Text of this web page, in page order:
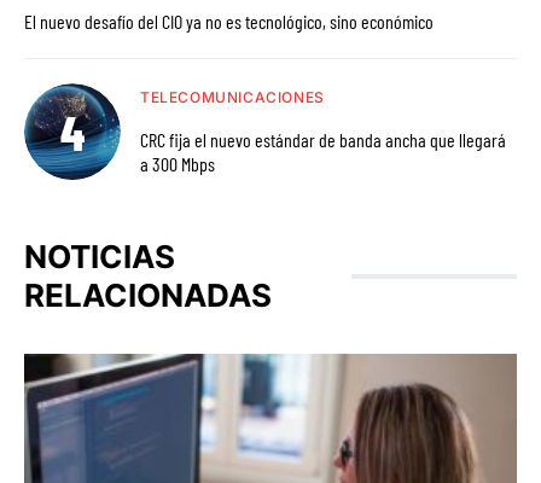
El nuevo desafío del CIO ya no es tecnológico, sino económico
TELECOMUNICACIONES
CRC fija el nuevo estándar de banda ancha que llegará
a 300 Mbps
NOTICIAS
RELACIONADAS